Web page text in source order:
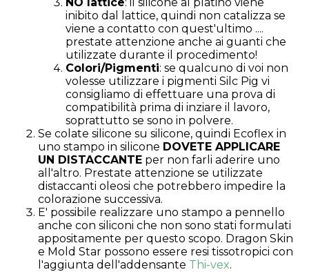
inibito dal lattice, quindi non catalizza se
viene a contatto con quest'ultimo ....
prestate attenzione anche ai guanti che
utilizzate durante il procedimento!
Colori/Pigmenti: se qualcuno di voi non
volesse utilizzare i pigmenti Silc Pig vi
consigliamo di effettuare una prova di
compatibilità prima di inziare il lavoro,
soprattutto se sono in polvere.
Se colate silicone su silicone, quindi Ecoflex in
uno stampo in silicone DOVETE APPLICARE
UN DISTACCANTE per non farli aderire uno
all'altro. Prestate attenzione se utilizzate
distaccanti oleosi che potrebbero impedire la
colorazione successiva.
E' possibile realizzare uno stampo a pennello
anche con siliconi che non sono stati formulati
appositamente per questo scopo. Dragon Skin
e Mold Star possono essere resi tissotropici con
l'aggiunta dell'addensante Thi-vex.